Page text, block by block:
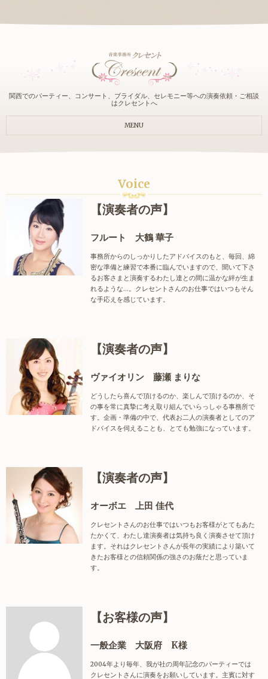
関西でのパーティー、コンサート、ブライダル、セレモニー等への演奏依頼・ご相談
はクレセントへ
MENU
Voice
【演奏者の声】
フルート 大鶴 華子
事務所からのしっかりしたアドバイスのもと、毎回、綿
密な準備と練習で本番に臨んでいますので、聞いて下さ
るお客さまと演奏するわたし達との間に温かな絆が生ま
れるような…。クレセントさんのお仕事ではいつもそん
な手応えを感じています。
【演奏者の声】
ヴァイオリン 藤瀬 まりな
どうしたら喜んで頂けるのか、楽しんで頂けるのか、そ
の事を常に真摯に考え取り組んでいらっしゃる事務所で
す。企画・準備の中で、代表お二人の演奏者としてのア
ドバイスを伺えることも、とても勉強になっています。
【演奏者の声】
オーボエ 上田 佳代
クレセントさんのお仕事ではいつもお客様がとてもあた
たかくて、わたし達演奏者は気持ち良く演奏させて頂け
ます。それはクレセントさんが長年の実績により築いて
きたお客様との信頼関係の強さのお蔭だと思っていま
す。
【お客様の声】
一般企業 大阪府 K様
2004年より毎年、我が社の周年記念のパーティーでは
クレセントさんに演奏をお願いしています。主賓に対す